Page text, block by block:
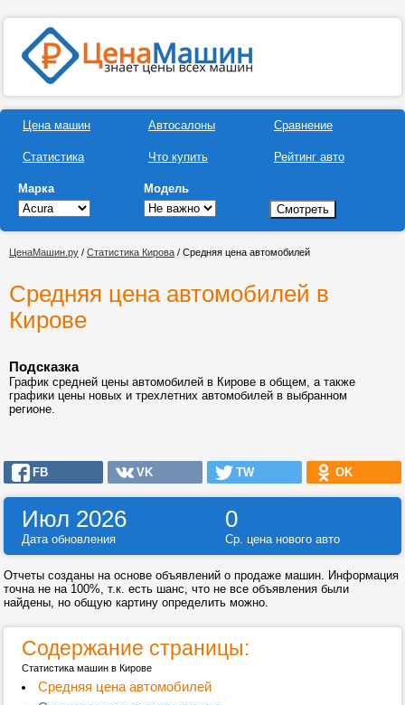
Цена машин
Статистика
Автосалоны
Что купить
Сравнение
Рейтинг авто
Марка Модель
ЦенаМашин.ру / Статистика Кирова / Средняя цена автомобилей
Средняя цена автомобилей в
Кирове
Подсказка
График средней цены автомобилей в Кирове в общем, а также
графики цены новых и трехлетних автомобилей в выбранном
регионе.
FB VK TW OK
Июл 2026 0
Дата обновления Ср. цена нового авто
Отчеты созданы на основе объявлений о продаже машин. Информация
точна не на 100%, т.к. есть шанс, что не все объявления были
найдены, но общую картину определить можно.
Содержание страницы:
Статистика машин в Кирове
Средняя цена автомобилей